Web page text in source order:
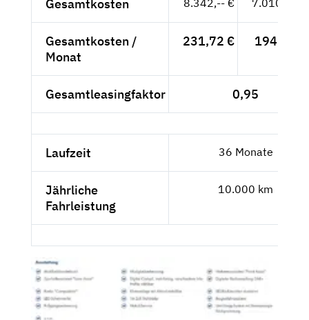
Gesamtkosten
Gesamtkosten /
Monat
231,72 € 194,72 €
Gesamtleasingfaktor 0,95
Laufzeit 36 Monate
Jährliche
Fahrleistung
10.000 km